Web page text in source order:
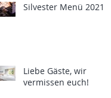
Silvester Menü 2021
Liebe Gäste, wir
vermissen euch!